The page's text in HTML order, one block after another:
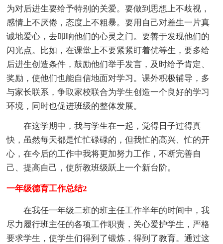
为对后进生要给予特别的关爱。要做到思想上不歧视，
感情上不厌倦，态度上不粗暴。要用自己对差生一片真
诚地爱心，去叩响他们的心灵之门。要善于发现他们的
闪光点。比如，在课堂上不要紧紧盯着优等生，要多给
后进生创造条件，鼓励他们举手发言，及时给予肯定、
奖励，使他们也能自信地面对学习。课外积极辅导，多
与家长联系，争取家校联合为学生创造一个良好的学习
环境，同时也促进班级的整体发展。
在这学期中，我与学生在一起，觉得日子过得真
快，虽然每天都是忙忙碌碌的，但我忙的高兴、忙的开
心，在今后的工作中我将更加努力工作，不断完善自
己、提高自己，使所教班级跃上一个新台阶。
一年级德育工作总结2
在我任一年级二班的班主任工作半年的时间中，我
尽力履行班主任的各项工作职责，关心爱护学生，严格
要求学生，使学生们得到了锻炼，得到了教育。通过这